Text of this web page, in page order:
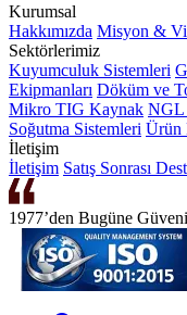
Kurumsal
Hakkımızda Misyon &
Sektörlerimiz
Kuyumculuk Sistemleri
Ekipmanları Döküm ve
Mikro TIG Kaynak NGL
Soğutma Sistemleri Ürün
İletişim
İletişim Satış Sonrası
1977’den Bugüne